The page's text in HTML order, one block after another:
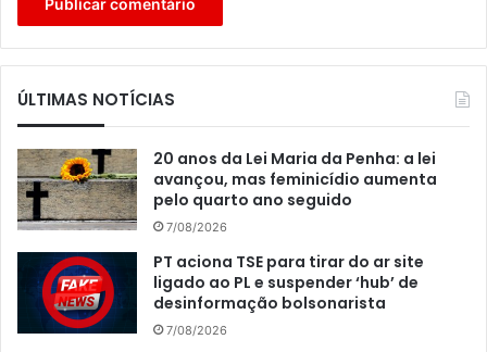
ÚLTIMAS NOTÍCIAS
20 anos da Lei Maria da Penha: a lei
avançou, mas feminicídio aumenta
pelo quarto ano seguido
7/08/2026
PT aciona TSE para tirar do ar site
ligado ao PL e suspender ‘hub’ de
desinformação bolsonarista
7/08/2026